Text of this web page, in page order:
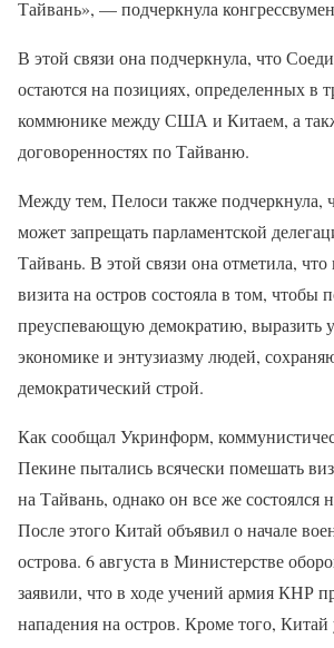
Тайвань», — подчеркнула
В этой связи она подчеркнула, что
остаются на позициях, определенных в
коммюнике между США и Китаем, а
договоренностях по Тайваню.
Между тем, Пелоси также подчеркнула,
может запрещать парламентской
Тайвань. В этой связи она отметила, что
визита на остров состояла в том, чтобы
преуспевающую демократию, выразить
экономике и энтузиазму людей,
демократический строй.
Как сообщал Укринформ,
Пекине пытались всячески помешать
на Тайвань, однако он все же состоялся
После этого Китай объявил о начале
острова. 6 августа в Министерстве
заявили, что в ходе учений армия КНР
нападения на остров. Кроме того,